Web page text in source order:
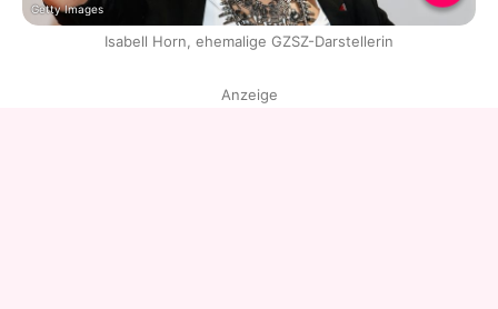
Getty Images
Isabell Horn, ehemalige GZSZ-Darstellerin
Anzeige